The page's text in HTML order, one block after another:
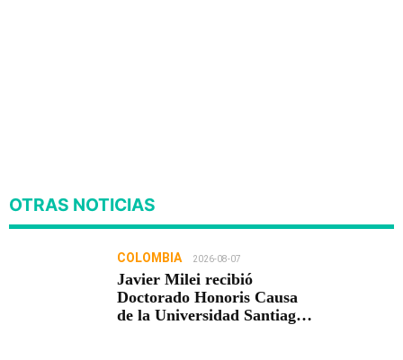
OTRAS NOTICIAS
COLOMBIA 2026-08-07
Javier Milei recibió
Doctorado Honoris Causa
de la Universidad Santiago